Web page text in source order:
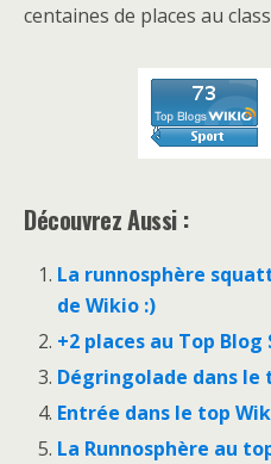
centaines de places au
Découvrez Aussi :
La runnosphère
de Wikio :)
+2 places au Top
Dégringolade dans le
Entrée dans le top
La Runnosphère au